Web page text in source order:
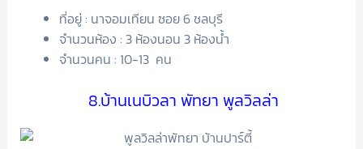
ที่อยู่ : นาจอมเทียน ซอย 6 ชลบุรี
จำนวนห้อง : 3 ห้องนอน 3 ห้องน้ำ
จำนวนคน : 10-13 คน
8.บ้านเนบิวลา พัทยา พูลวิลล่า